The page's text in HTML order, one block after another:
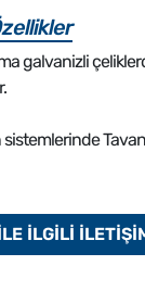
galvanizli
İLGİLİ